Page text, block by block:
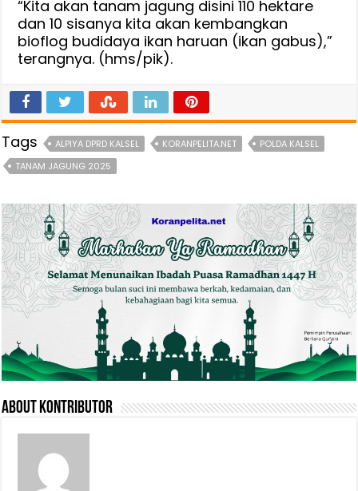
“Kita akan tanam jagung disini 110 hektare
dan 10 sisanya kita akan kembangkan
bioflog budidaya ikan haruan (ikan gabus),”
terangnya. (hms/pik).
Tags ALPIYA DPRD KALSEL KORANPELITA.NET
POLDA KALSEL
TANAM JAGUNG 2025
About Kontributor